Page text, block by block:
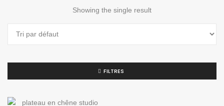
Showing the single result
FILTRES